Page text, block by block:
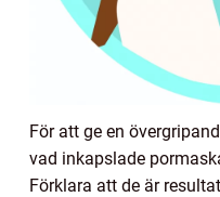
För att ge en
vad inkapslade
Förklara att de är